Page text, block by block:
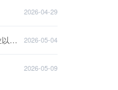
2026-04-29
连接器标准更新：IEC 63171-7正式发布规范工业以太网接口 2026-05-04
2026-05-09